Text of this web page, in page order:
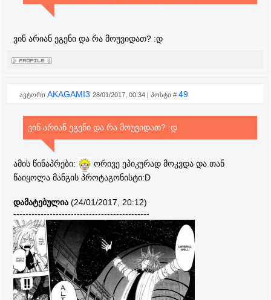
ვინ არიან ეგენი და რა მოუვიდათ? :დ
ავტორი AKAGAMI3 28/01/2017, 00:34 | პოსტი # 49
ვინ არიან ეგენი და რა მოუვიდათ? :დ
ამის წინაპრები:
ორივე ეპიკურად მოკვდა და თან
წაიყოლა მანგის პროტაგონისტი:D
დამატებულია (24/01/2017, 20:12)
---------------------------------------------